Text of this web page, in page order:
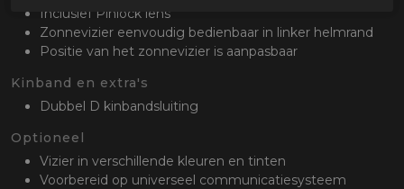
Inclusief Pinlock lens
Zonnevizier eenvoudig bedienbaar in linker helmrand
Positie van het zonnevizier is aanpasbaar
Kinband en extra's
Dubbel D kinbandsluiting
Optioneel
Vizier in verschillende kleuren en tinten
Voorbereid op universeel communicatiesysteem